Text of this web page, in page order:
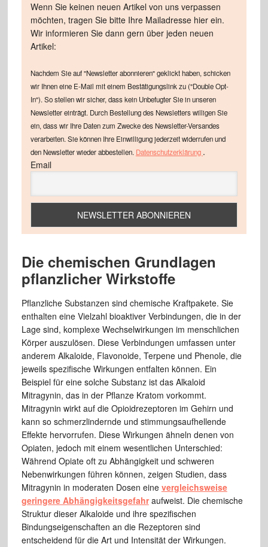
Wenn Sie keinen neuen Artikel von uns verpassen
möchten, tragen Sie bitte Ihre Mailadresse hier ein.
Wir informieren Sie dann gern über jeden neuen
Artikel:
Nachdem Sie auf "Newsletter abonnieren" geklickt haben, schicken
wir Ihnen eine E-Mail mit einem Bestätigungslink zu ("Double Opt-
In"). So stellen wir sicher, dass kein Unbefugter Sie in unseren
Newsletter einträgt. Durch Bestellung des Newsletters willigen Sie
ein, dass wir Ihre Daten zum Zwecke des Newsletter-Versandes
verarbeiten. Sie können Ihre Einwilligung jederzeit widerrufen und
den Newsletter wieder abbestellen. Datenschutzerklärung .
Email
Die chemischen Grundlagen
pflanzlicher Wirkstoffe
Pflanzliche Substanzen sind chemische Kraftpakete. Sie
enthalten eine Vielzahl bioaktiver Verbindungen, die in der
Lage sind, komplexe Wechselwirkungen im menschlichen
Körper auszulösen. Diese Verbindungen umfassen unter
anderem Alkaloide, Flavonoide, Terpene und Phenole, die
jeweils spezifische Wirkungen entfalten können. Ein
Beispiel für eine solche Substanz ist das Alkaloid
Mitragynin, das in der Pflanze Kratom vorkommt.
Mitragynin wirkt auf die Opioidrezeptoren im Gehirn und
kann so schmerzlindernde und stimmungsaufhellende
Effekte hervorrufen. Diese Wirkungen ähneln denen von
Opiaten, jedoch mit einem wesentlichen Unterschied:
Während Opiate oft zu Abhängigkeit und schweren
Nebenwirkungen führen können, zeigen Studien, dass
Mitragynin in moderaten Dosen eine vergleichsweise
geringere Abhängigkeitsgefahraufweist. Die chemische
Struktur dieser Alkaloide und ihre spezifischen
Bindungseigenschaften an die Rezeptoren sind
entscheidend für die Art und Intensität der Wirkungen.